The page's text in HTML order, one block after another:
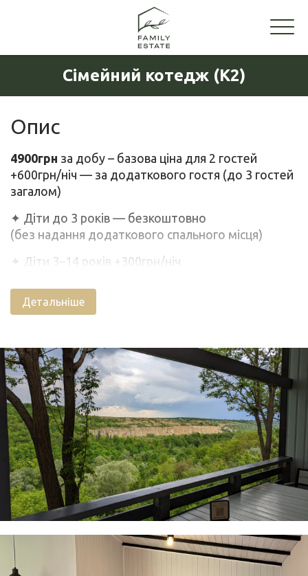
Сімейний котедж (К2)
Опис
4900грн за добу – базова ціна для 2 гостей
+600грн/ніч — за додаткового гостя (до 3 гостей
загалом)
✦ Діти до 3 років — безкоштовно
(без надання додаткового спального місця)
✦ Діти 3–14 років +300грн/ніч
⸻
Панорамні вікна, зона для відпочинку, кухня,
й мангалом. Будиночок розрахований на 1-3
гостей: комфортні ліжка з ортопедичними
матрацами й зручний гостьовий диван.
· WiFi
· Smart TV
· Кондиціонер
· Система опалення «тепла підлога»
· Бойлер
· Холодильник
· Мікрохвильова піч
Детальніше